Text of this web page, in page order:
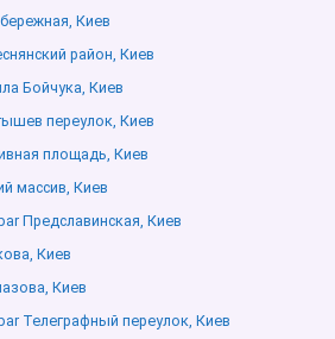
Киев
район, Киев
Бойчука, Киев
переулок, Киев
площадь, Киев
массив, Киев
Предславинская, Киев
Киев
Киев
Телеграфный переулок, Киев